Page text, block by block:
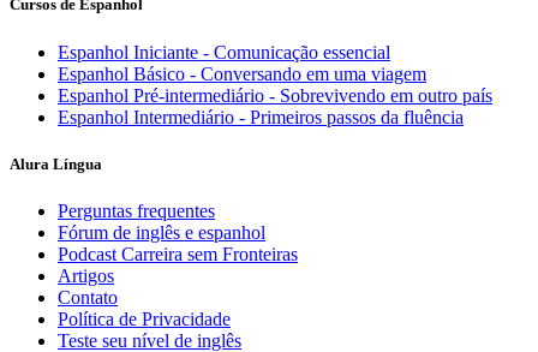
Cursos de Espanhol
Espanhol Iniciante - Comunicação essencial
Espanhol Básico - Conversando em uma viagem
Espanhol Pré-intermediário - Sobrevivendo em outro país
Espanhol Intermediário - Primeiros passos da fluência
Alura Língua
Perguntas frequentes
Fórum de inglês e espanhol
Podcast Carreira sem Fronteiras
Artigos
Contato
Política de Privacidade
Teste seu nível de inglês